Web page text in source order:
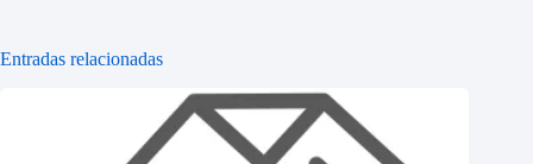
Entradas relacionadas